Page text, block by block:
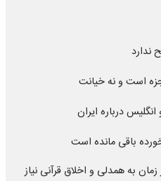
ندارد
است و نه خیانت
درباره ایران
باقی مانده است
به همدلی و اخلاق قرآنی نیاز